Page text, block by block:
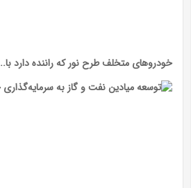
خودرو‌های متخلف طرح نور که راننده دارد با...